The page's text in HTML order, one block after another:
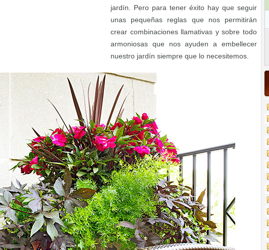
jardín. Pero para tener éxito hay que seguir
unas pequeñas reglas que nos permitirán
crear combinaciones llamativas y sobre todo
armoniosas que nos ayuden a embellecer
nuestro jardín siempre que lo necesitemos.